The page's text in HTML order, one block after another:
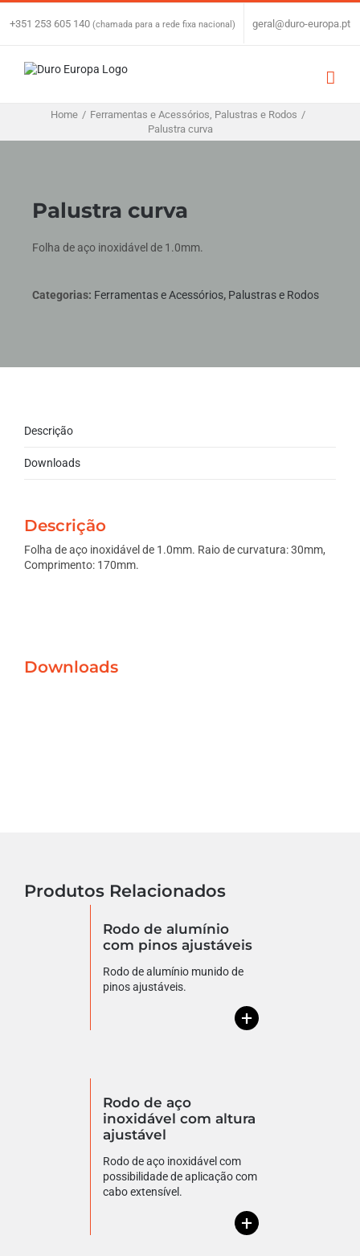
Skip
+351 253 605 140 (chamada para a rede fixa nacional) geral@duro-europa.pt
Home / Ferramentas e Acessórios, Palustras e Rodos /
Palustra curva
Palustra curva
Folha de aço inoxidável de 1.0mm.
Categorias: Ferramentas e Acessórios, Palustras e Rodos
Descrição
Downloads
Descrição
Folha de aço inoxidável de 1.0mm. Raio de curvatura: 30mm,
Comprimento: 170mm.
Downloads
Produtos Relacionados
Rodo de alumínio
com pinos ajustáveis
Rodo de alumínio munido de
pinos ajustáveis.
+
Rodo de aço
inoxidável com altura
ajustável
Rodo de aço inoxidável com
possibilidade de aplicação com
cabo extensível.
+